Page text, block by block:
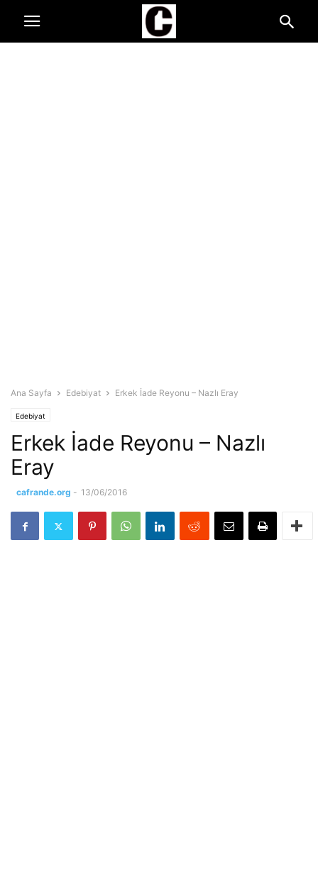
Ana Sayfa Edebiyat Erkek İade Reyonu – Nazlı Eray
Edebiyat
Erkek İade Reyonu – Nazlı
Eray
cafrande.org - 13/06/2016